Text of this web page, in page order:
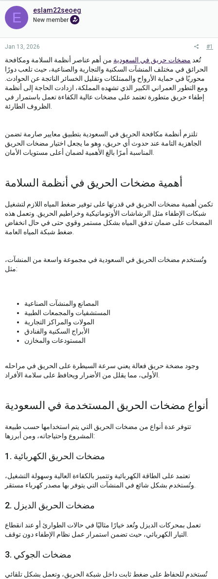
E eslam22seoeg
New member
Jan 13, 2026 #1
تُعد مضخات حريق في السعودية من أهم عناصر أنظمة السلامة ومكافحة
الحرائق في مختلف المنشآت السكنية والتجارية والصناعية، حيث تلعب دورًا
محوريًا في حماية الأرواح والممتلكات وتقليل الخسائر الناتجة عن الحوادث.
ومع التطور العمراني الكبير الذي تشهده المملكة، ازدادت الحاجة إلى أنظمة
إطفاء حريق متطورة تعتمد على مضخات عالية الكفاءة تعمل باستمرار في
تلتزم أنظمة مكافحة الحريق في السعودية بتطبيق معايير صارمة تضمن
الجاهزية التامة عند حدوث أي حريق، وهو ما يجعل اختيار مضخات الحريق
أهمية مضخات الحريق في أنظمة السلامة
تكمن أهمية مضخات الحريق في قدرتها على توفير ضغط المياه اللازم لتشغيل
شبكات الإطفاء مثل الرشاشات الأوتوماتيكية وخراطيم الحريق. وتعمل هذه
المضخات على ضمان تدفق المياه بشكل مستمر وقوي حتى في حال انخفاض
وتُستخدم مضخات الحريق في السعودية في مجموعة واسعة من المنشآت،
مثل:
المصانع والمنشآت الصناعية
المستشفيات والمجمعات الطبية
المولات والمراكز التجارية
الأبراج السكنية والفنادق
المستودعات والمخازن
وجود مضخة حريق فعالة يعني سرعة السيطرة على الحريق في مراحله
أنواع مضخات الحريق المستخدمة في السعودية
تتوفر عدة أنواع من مضخات الحريق التي يتم استخدامها حسب طبيعة
المشروع واحتياجاته، ومن أبرزها:
1. مضخات الحريق الكهربائية
تعتمد على الطاقة الكهربائية وتتميز بالكفاءة العالية وسهولة التشغيل،
2. مضخات الحريق الديزل
تعمل بمحركات الديزل وتُعد خيارًا مثاليًا في حالات الطوارئ أو عند انقطاع
3. مضخات الجوكي
تُستخدم للحفاظ على ضغط ثابت داخل شبكة الحريق، وتعمل بشكل تلقائي